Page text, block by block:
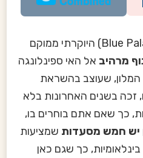
מלון בלו פאלאס (Blue Palace) היוקרתי ממוקם
מרהיב אל האי ספינלונגה
המלון, שעוצב בהשראת
זכה בשנים האחרונות בלא
כך שאם אתם בוחרים בו,
יש חמש מסעדות שמציעות
בינלאומיות, כך שגם כאן